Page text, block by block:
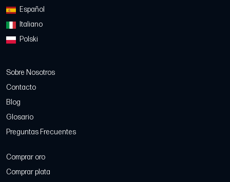
Español
Italiano
Polski
Sobre Nosotros
Contacto
Blog
Glosario
Preguntas Frecuentes
Comprar oro
Comprar plata